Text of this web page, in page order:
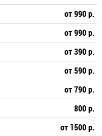
от 990 р.
от 990 р.
от 390 р.
от 590 р.
от 790 р.
800 р.
от 1500 р.